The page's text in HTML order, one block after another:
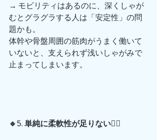
→ モビリティはあるのに、深くしゃが
むとグラグラする人は「安定性」の問
題かも。
体幹や骨盤周囲の筋肉がうまく働いて
いないと、支えられず浅いしゃがみで
止まってしまいます。
🔹5. 単純に柔軟性が足りない🧘‍♂️